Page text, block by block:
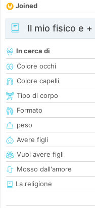
Joined
Il mio fisico e +
In cerca di
Colore occhi
Colore capelli
Tipo di corpo
Formato
peso
Avere figli
Vuoi avere figli
Mosso dall'amore
La religione